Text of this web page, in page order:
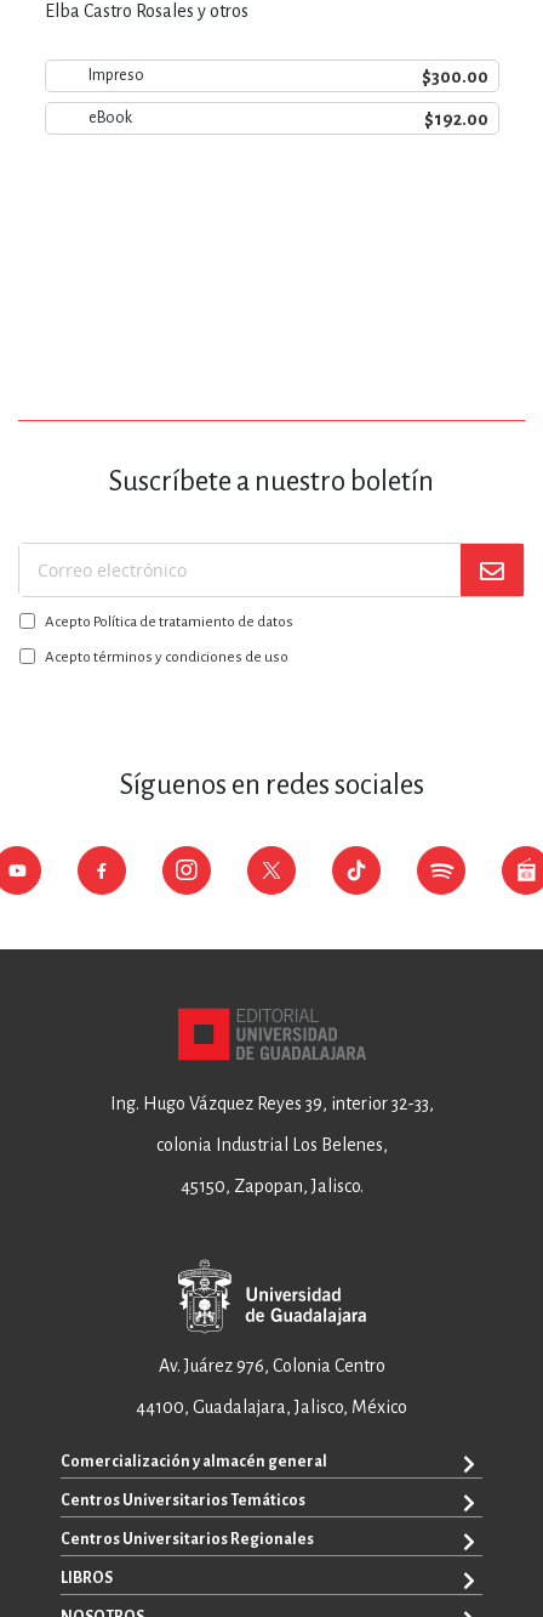
Elba Castro Rosales y otros
Impreso $300.00
eBook $192.00
Suscríbete a nuestro boletín
Suscríbase
a
nuestro
boletín:
Acepto Política de tratamiento de datos
Acepto términos y condiciones de uso
Síguenos en redes sociales
Ing. Hugo Vázquez Reyes 39, interior 32-33,
colonia Industrial Los Belenes,
45150, Zapopan, Jalisco.
Av. Juárez 976, Colonia Centro
44100, Guadalajara, Jalisco, México
Comercialización y almacén general
+52 33 3640 6326
+52 33 3640 4595
ventas@editorial.udg.mx
Centros Universitarios Temáticos
CUAAD
CUCEA
Centros Universitarios Regionales
CUALTOS
CUCHAPALA
LIBROS